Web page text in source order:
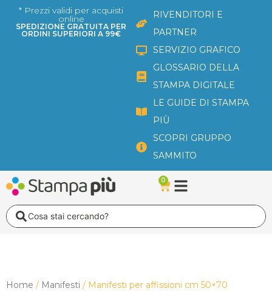
* Prezzi validi per acquisti
online
SPEDIZIONE GRATUITA PER
ORDINI SUPERIORI A 99€
RIVENDITORI E
PARTNER
SERVIZIO GRAFICO
GLOSSARIO DELLA
STAMPA DIGITALE
LE GUIDE DI STAMPA
PIÙ
SCOPRI GRUPPO
SAMMITO
0
Carrello
Search
Home / Manifesti / Manifesti per affissioni cm 50×70